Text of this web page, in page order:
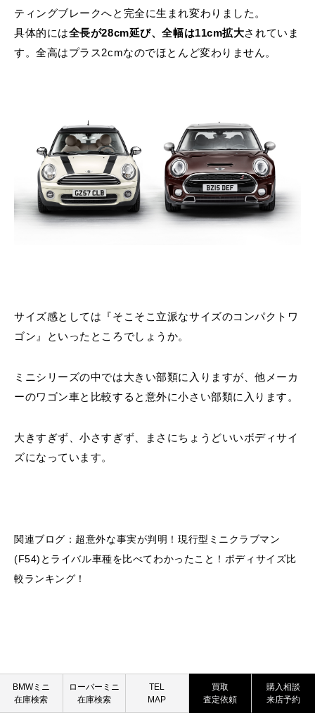
ティングブレークへと完全に生まれ変わりました。
具体的には全長が28cm延び、全幅は11cm拡大されていま
す。全高はプラス2cmなのでほとんど変わりません。
サイズ感としては『そこそこ立派なサイズのコンパクトワ
ゴン』といったところでしょうか。
ミニシリーズの中では大きい部類に入りますが、他メーカ
ーのワゴン車と比較すると意外に小さい部類に入ります。
大きすぎず、小さすぎず、まさにちょうどいいボディサイ
ズになっています。
関連ブログ： 超意外な事実が判明！現行型ミニクラブマン
(F54)とライバル車種を比べてわかったこと！ボディサイズ比
較ランキング！
ラゲッジスペースの使い勝手がとってもいい！
BMWミニ
在庫検索
ローバーミニ
在庫検索
TEL
MAP
買取
査定依頼
購入相談
来店予約
買取査定依頼
ROVER MINI
買取査定依頼